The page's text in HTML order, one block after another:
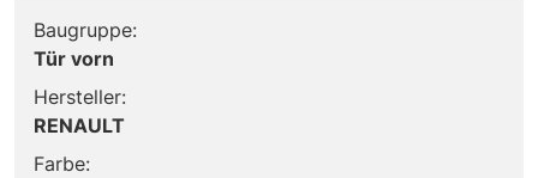
Baugruppe:
Tür vorn
Hersteller:
RENAULT
Farbe: